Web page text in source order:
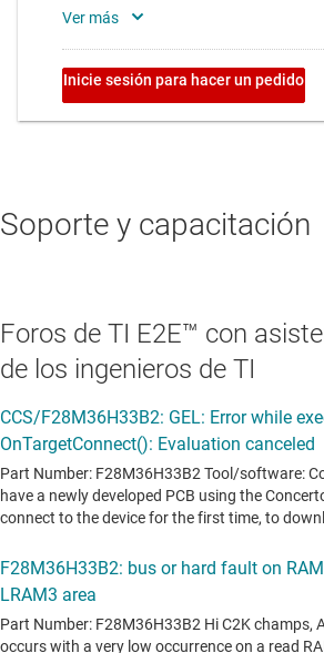
Soporte y capacitación
Foros de TI E2E™ con
de los ingenieros de TI